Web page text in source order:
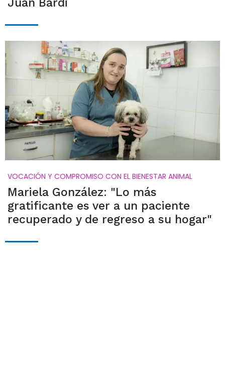
Juan Bardi
VOCACIÓN Y COMPROMISO CON EL BIENESTAR ANIMAL
Mariela González: "Lo más
gratificante es ver a un paciente
recuperado y de regreso a su hogar"